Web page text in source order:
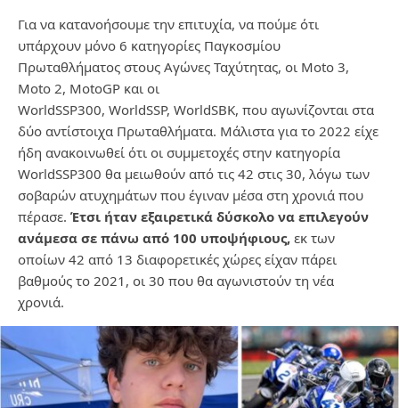
Για να κατανοήσουμε την επιτυχία, να πούμε ότι
υπάρχουν μόνο 6 κατηγορίες Παγκοσμίου
Πρωταθλήματος στους Αγώνες Ταχύτητας, οι Moto 3,
Moto 2, MotoGP και οι
WorldSSP300, WorldSSP, WorldSΒΚ, που αγωνίζονται στα
δύο αντίστοιχα Πρωταθλήματα. Μάλιστα για το 2022 είχε
ήδη ανακοινωθεί ότι οι συμμετοχές στην κατηγορία
WorldSSP300 θα μειωθούν από τις 42 στις 30, λόγω των
σοβαρών ατυχημάτων που έγιναν μέσα στη χρονιά που
πέρασε. Έτσι ήταν εξαιρετικά δύσκολο να επιλεγούν
ανάμεσα σε πάνω από 100 υποψήφιους, εκ των
οποίων 42 από 13 διαφορετικές χώρες είχαν πάρει
βαθμούς το 2021, οι 30 που θα αγωνιστούν τη νέα
χρονιά.